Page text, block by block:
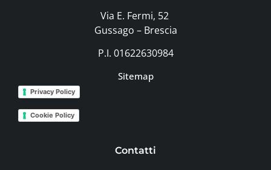
Via E. Fermi, 52
Gussago – Brescia
P.I. 01622630984
Sitemap
Privacy Policy
Cookie Policy
Contatti